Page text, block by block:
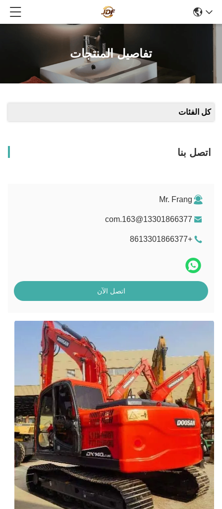
تفاصيل المنتجات
كل الفئات
اتصل بنا
Mr. Frang
13301866377@163.com
+8613301866377
اتصل الآن